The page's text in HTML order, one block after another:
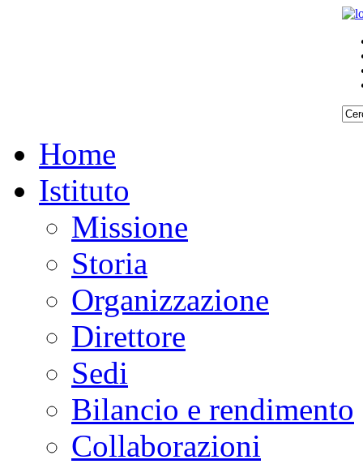
Home
Istituto
Missione
Storia
Organizzazione
Direttore
Sedi
Bilancio e rendimento
Collaborazioni